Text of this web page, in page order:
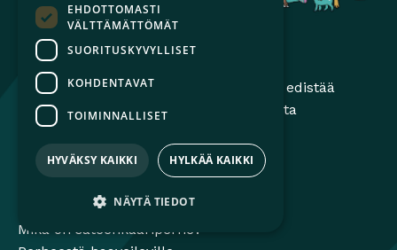
Sateenkaariperheet
Sateenkaariperheet ry:n tavoitteena on edistää
perheiden moninaisuuden huomioimista
yhteiskunnassa ja lisätä tietoisuutta
sateenkaariperheistä.
Mikä on sateenkaariperhe?
EHDOTTOMASTI
VÄLTTÄMÄTTÖMÄT
SUORITUSKYVYLLISET
KOHDENTAVAT
TOIMINNALLISET
HYVÄKSY KAIKKI HYLKÄÄ KAIKKI
NÄYTÄ TIEDOT